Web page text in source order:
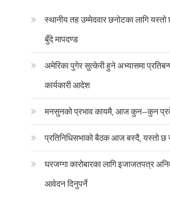
स्थानीय तह उम्मेदवार छनोटका लागि यस्तो
बुँदे मापदण्ड
अमेरिका पुगेर सुत्केरी हुने अभ्यासमा
कार्यकारी आदेश
मनसुनको प्रभाव कायमै, आज कुन–कुन
प्रतिनिधिसभाको बैठक आज बस्दै, यस्तो छ
घरजग्गा कारोबारका लागि इजाजतपत्र
आवेदन दिनुपर्ने